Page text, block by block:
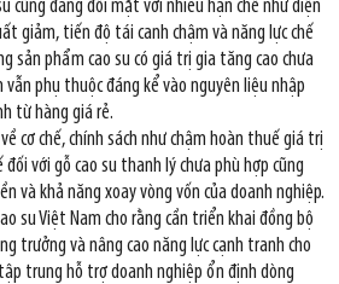
cũng đang đối mặt với nhiều hạn chế như diện
giảm, tiến độ tái canh chậm và năng lực chế
sản phẩm cao su có giá trị gia tăng cao chưa
vẫn phụ thuộc đáng kể vào nguyên liệu nhập
từ hàng giá rẻ.
cơ chế, chính sách như chậm hoàn thuế giá trị
với gỗ cao su thanh lý chưa phù hợp cũng
và khả năng xoay vòng vốn của doanh nghiệp.
su Việt Nam cho rằng cần triển khai đồng bộ
trưởng và nâng cao năng lực cạnh tranh cho
trung hỗ trợ doanh nghiệp ổn định dòng